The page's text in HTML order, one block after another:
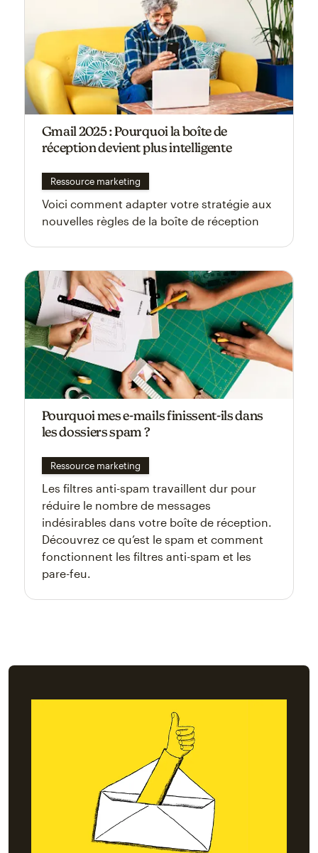
Gmail 2025 : Pourquoi la boîte de
réception devient plus intelligente
Ressource marketing
Voici comment adapter votre stratégie aux
nouvelles règles de la boîte de réception
Pourquoi mes e-mails finissent-ils dans
les dossiers spam ?
Ressource marketing
Les filtres anti-spam travaillent dur pour
réduire le nombre de messages
indésirables dans votre boîte de réception.
Découvrez ce qu’est le spam et comment
fonctionnent les filtres anti-spam et les
pare-feu.